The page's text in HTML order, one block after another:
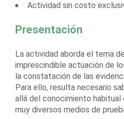
Actividad sin costo
Presentación
La actividad aborda el tema
imprescindible actuación de
la constatación de las
Para ello, resulta necesario
allá del conocimiento habitual
muy diversos medios de